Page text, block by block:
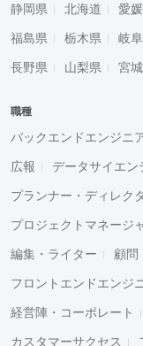
静岡県 北海道 愛
福島県 栃木県 岐
長野県 山梨県 宮
職種
バックエンドエンジニ
広報 データサイエン
プランナー・ディレク
プロジェクトマネージ
編集・ライター 顧問
フロントエンドエンジ
経営陣・コーポレート
カスタマーサクセス